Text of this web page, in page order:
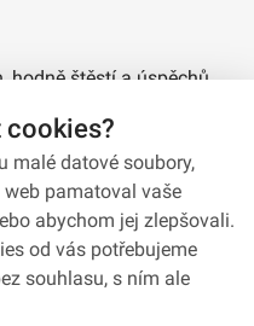
hodně štěstí a úspěchů
cookies?
malé datové soubory,
pamatoval vaše
abychom jej zlepšovali.
od vás potřebujeme
souhlasu, s ním ale